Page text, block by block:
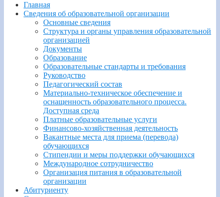
Главная
Сведения об образовательной организации
Основные сведения
Структура и органы управления образовательной
организацией
Документы
Образование
Образовательные стандарты и требования
Руководство
Педагогический состав
Материально-техническое обеспечение и
оснащенность образовательного процесса.
Доступная среда
Платные образовательные услуги
Финансово-хозяйственная деятельность
Вакантные места для приема (перевода)
обучающихся
Стипендии и меры поддержки обучающихся
Международное сотрудничество
Организация питания в образовательной
организации
Абитуриенту